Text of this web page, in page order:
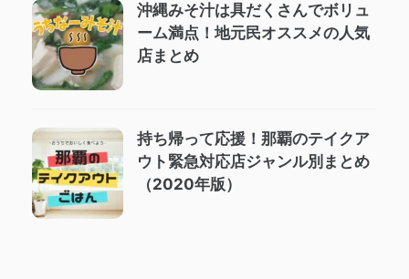
沖縄みそ汁は具だくさんでボリュ
ーム満点！地元民オススメの人気
店まとめ
持ち帰って応援！那覇のテイクア
ウト緊急対応店ジャンル別まとめ
（2020年版）